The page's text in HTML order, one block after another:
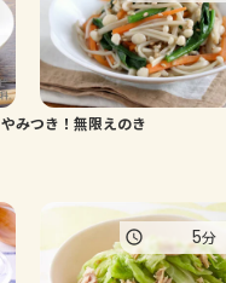
やみつき！無限えのき
5分